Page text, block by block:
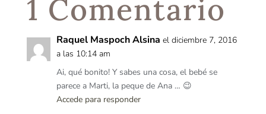
1 Comentario
Raquel Maspoch Alsina el diciembre 7, 2016
a las 10:14 am
Ai, qué bonito! Y sabes una cosa, el bebé se
parece a Marti, la peque de Ana … 😉
Accede para responder